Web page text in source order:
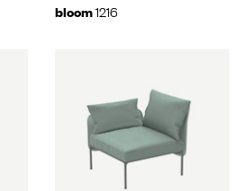
bloom1216